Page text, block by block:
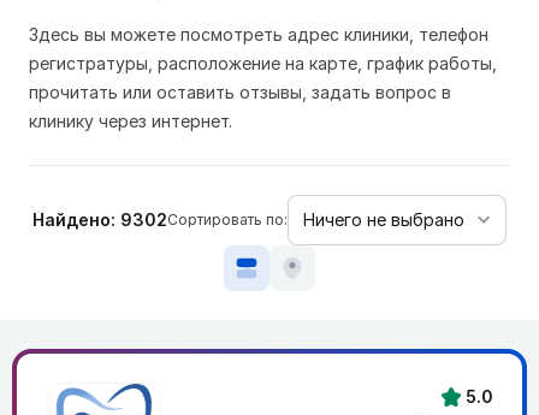
Здесь вы можете посмотреть адрес клиники, телефон
регистратуры, расположение на карте, график работы,
прочитать или оставить отзывы, задать вопрос в
клинику через интернет.
Найдено: 9302Сортировать по:
5.0